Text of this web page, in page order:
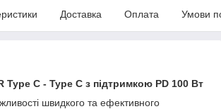
Доставка Оплата Умови
Type C - Type C з підтримкою PD 100 Вт
швидкого та ефективного